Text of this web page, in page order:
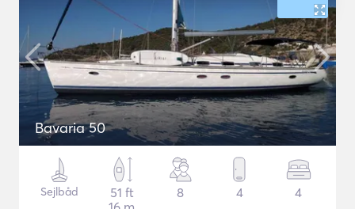
Bavaria 50
Sejlbåd
51 ft
8 4 4